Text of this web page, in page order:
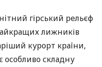
гірський рельєф
лижників
курорт країни,
складну